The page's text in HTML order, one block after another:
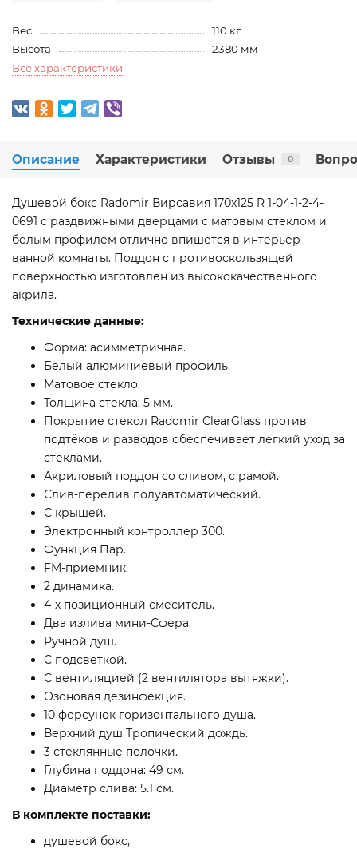
Вес
110 кг
Высота
2380 мм
Все характеристики
Описание Характеристики Отзывы 0
Душевой бокс Radomir Вирсавия 170x125 R 1-04-1-2-4-
0691 с раздвижными дверцами с матовым стеклом и
белым профилем отлично впишется в интерьер
ванной комнаты. Поддон с противоскользящей
поверхностью изготовлен из высококачественного
акрила.
Технические данные:
Форма: асимметричная.
Белый алюминиевый профиль.
Матовое стекло.
Толщина стекла: 5 мм.
Покрытие стекол Radomir ClearGlass против
подтёков и разводов обеспечивает легкий уход за
стеклами.
Акриловый поддон со сливом, с рамой.
Слив-перелив полуавтоматический.
С крышей.
Электронный контроллер 300.
Функция Пар.
FM-приемник.
2 динамика.
4-х позиционный смеситель.
Два излива мини-Сфера.
Ручной душ.
С подсветкой.
С вентиляцией (2 вентилятора вытяжки).
Озоновая дезинфекция.
10 форсунок горизонтального душа.
Верхний душ Тропический дождь.
3 стеклянные полочки.
Глубина поддона: 49 см.
Диаметр слива: 5.1 см.
В комплекте поставки:
душевой бокс,